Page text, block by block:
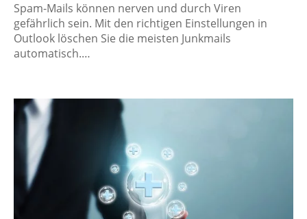
Spam-Mails können nerven und durch Viren
gefährlich sein. Mit den richtigen Einstellungen in
Outlook löschen Sie die meisten Junkmails
automatisch.…